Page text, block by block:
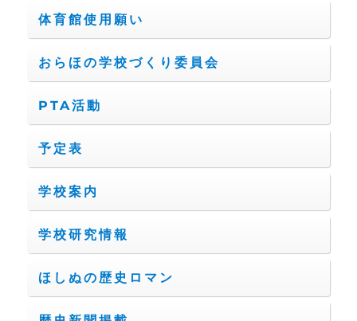
体育館使用願い
おらほの学校づくり委員会
PTA活動
予定表
学校案内
学校研究情報
ほしぬの歴史ロマン